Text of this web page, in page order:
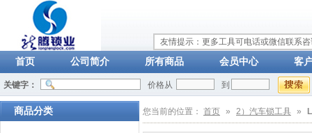
友情提示：更多工具可电话或微信联系
首页 公司简介 所有商品 会员中心 客
关键字： 价格从 到
商品分类 您当前的位置： 首页 » 2）汽车锁工具 »